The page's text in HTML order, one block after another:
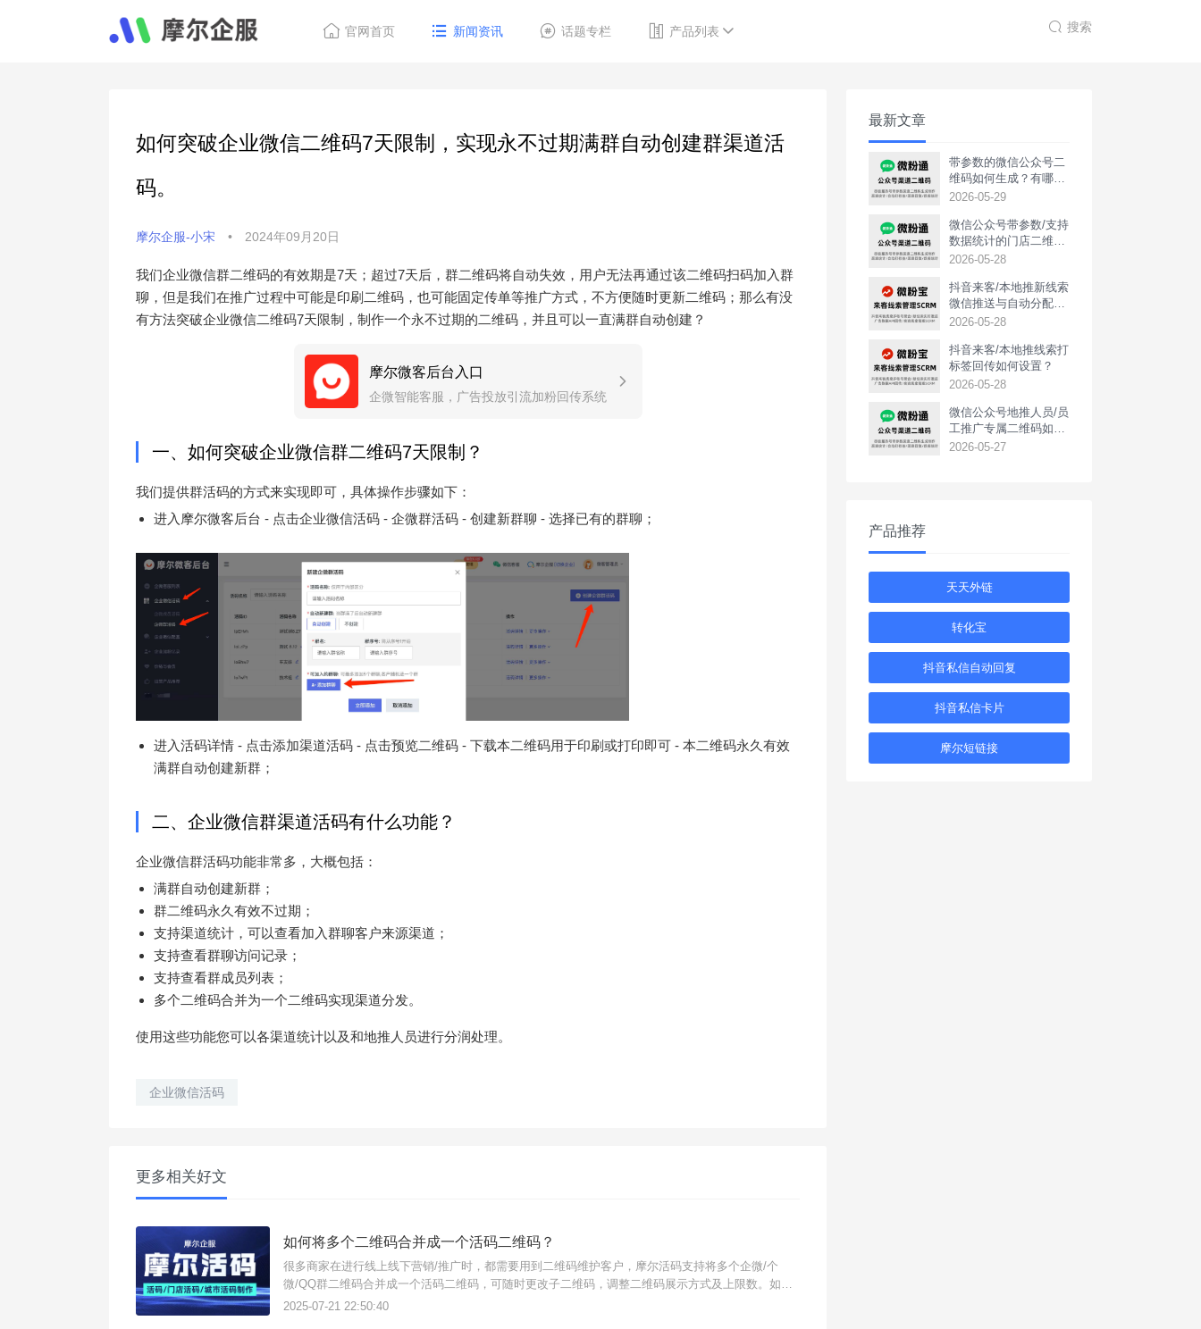
官网首页 新闻资讯 话题专栏 产品列表 搜索
如何突破企业微信二维码7天限制，实现永不过期满群自动创建群渠道活
码。
摩尔企服-小宋 • 2024年09月20日
我们企业微信群二维码的有效期是7天；超过7天后，群二维码将自动失效，用户无法再通过该二维码扫码加入群
聊‌，但是我们在推广过程中可能是印刷二维码，也可能固定传单等推广方式，不方便随时更新二维码；那么有没
有方法突破企业微信二维码7天限制，制作一个永不过期的二维码，并且可以一直满群自动创建？
摩尔微客后台入口
企微智能客服，广告投放引流加粉回传系统
一、如何突破企业微信群二维码7天限制？
我们提供群活码的方式来实现即可，具体操作步骤如下：
进入摩尔微客后台 - 点击企业微信活码 - 企微群活码 - 创建新群聊 - 选择已有的群聊；
进入活码详情 - 点击添加渠道活码 - 点击预览二维码 - 下载本二维码用于印刷或打印即可 - 本二维码永久有效
满群自动创建新群；
二、企业微信群渠道活码有什么功能？
企业微信群活码功能非常多，大概包括：
满群自动创建新群；
群二维码永久有效不过期；
支持渠道统计，可以查看加入群聊客户来源渠道；
支持查看群聊访问记录；
支持查看群成员列表；
多个二维码合并为一个二维码实现渠道分发。
使用这些功能您可以各渠道统计以及和地推人员进行分润处理。
企业微信活码
更多相关好文
如何将多个二维码合并成一个活码二维码？
很多商家在进行线上线下营销/推广时，都需要用到二维码维护客户，摩尔活码支持将多个企微/个
微/QQ群二维码合并成一个活码二维码，可随时更改子二维码，调整二维码展示方式及上限数。如何
将多个二维码合并成一个活码只需进入摩尔活码工具，注册账号登录后台；选择创建活码功能，设置
2025-07-21 22:50:40
最新文章
带参数的微信公众号二
维码如何生成？有哪些
用途？
2026-05-29
微信公众号带参数/支持
数据统计的门店二维码
如何生成？
2026-05-28
抖音来客/本地推新线索
微信推送与自动分配如
何实现？
2026-05-28
抖音来客/本地推线索打
标签回传如何设置？
2026-05-28
‌微信公众号地推人员/员
工推广专属二维码如何
生成？
2026-05-27
产品推荐
天天外链
转化宝
抖音私信自动回复
抖音私信卡片
摩尔短链接